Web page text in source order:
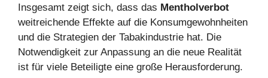
Insgesamt zeigt sich, dass das Mentholverbot
weitreichende Effekte auf die Konsumgewohnheiten
und die Strategien der Tabakindustrie hat. Die
Notwendigkeit zur Anpassung an die neue Realität
ist für viele Beteiligte eine große Herausforderung.